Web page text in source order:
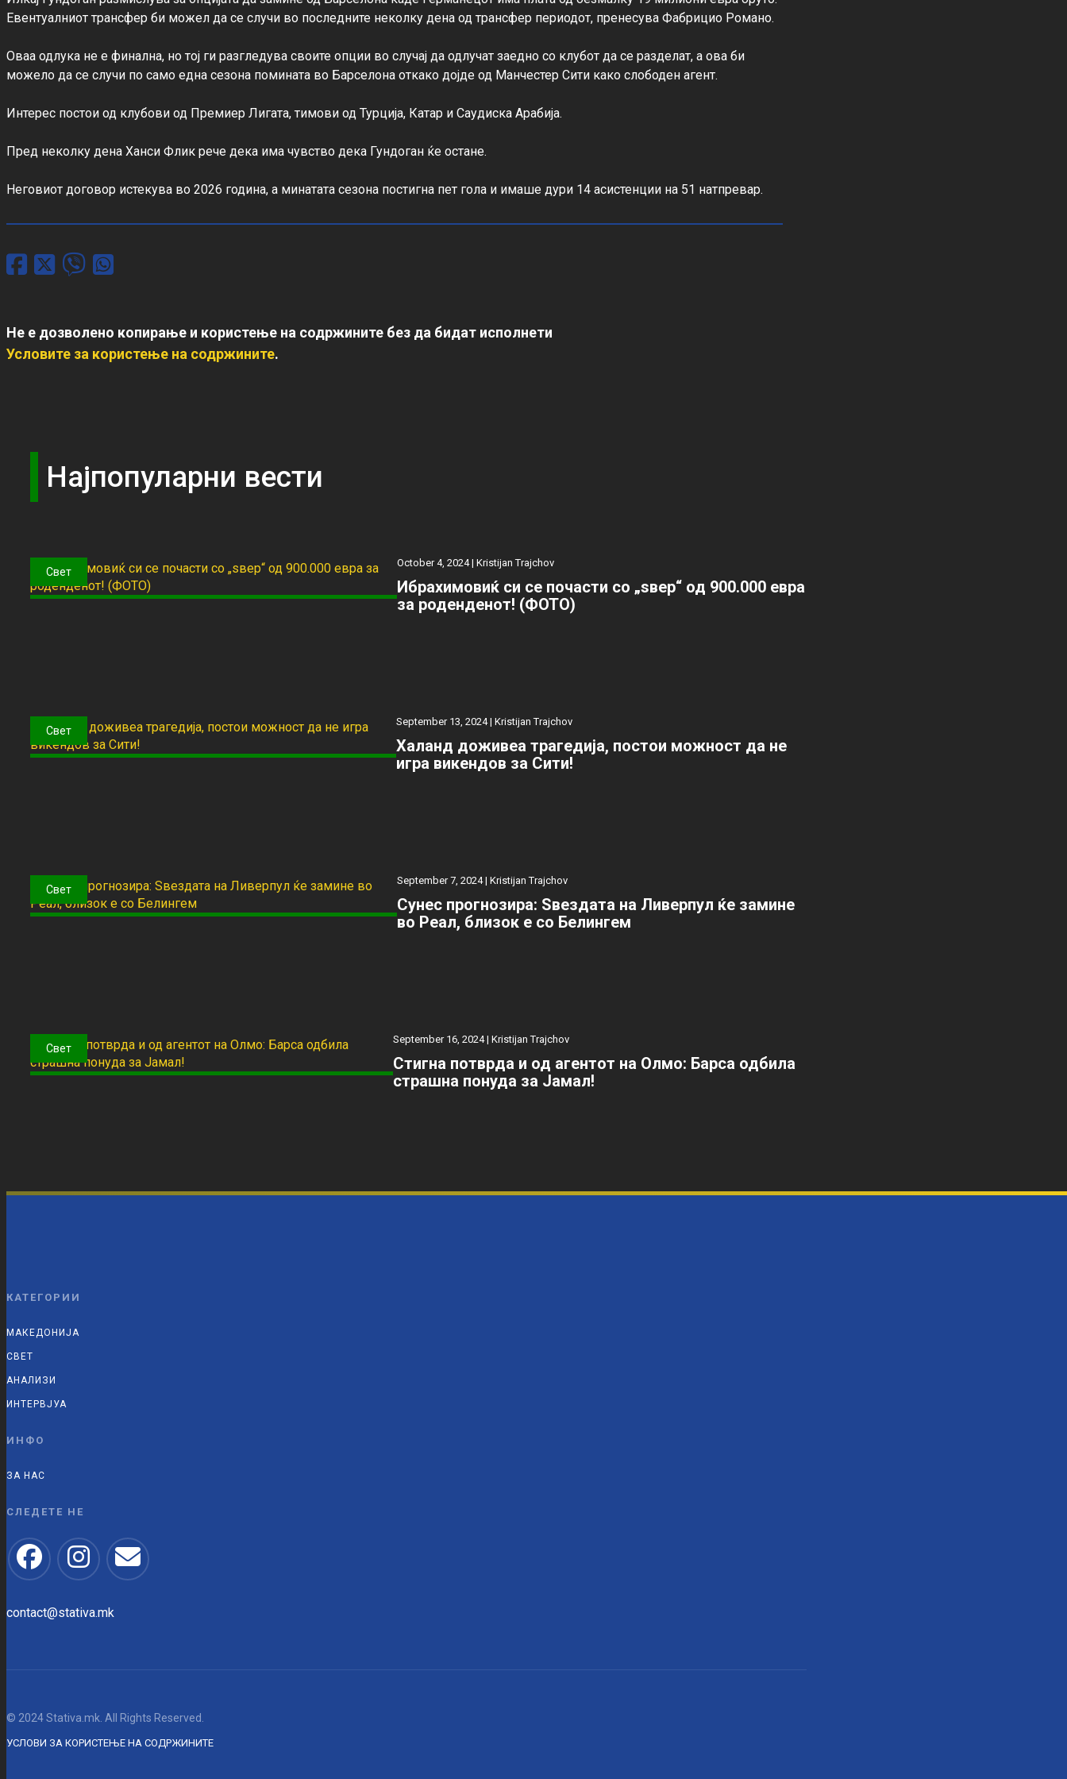
Евентуалниот трансфер би можел да се случи во последните неколку дена од трансфер периодот, пренесува Фабрицио Романо.
Оваа одлука не е финална, но тој ги разгледува своите опции во случај да одлучат заедно со клубот да се разделат, а ова би
можело да се случи по само една сезона помината во Барселона откако дојде од Манчестер Сити како слободен агент.
Интерес постои од клубови од Премиер Лигата, тимови од Турција, Катар и Саудиска Арабија.
Пред неколку дена Ханси Флик рече дека има чувство дека Гундоган ќе остане.
Неговиот договор истекува во 2026 година, а минатата сезона постигна пет гола и имаше дури 14 асистенции на 51 натпревар.
Не е дозволено копирање и користење на содржините без да бидат исполнети
Условите за користење на содржините.
Најпопуларни вести
Свет
October 4, 2024 |Kristijan Trajchov
Ибрахимовиќ си се почасти со „ѕвер“ од 900.000 евра
за роденденот! (ФОТО)
Свет
September 13, 2024 | Kristijan Trajchov
Халанд доживеа трагедија, постои можност да не
игра викендов за Сити!
Свет
September 7, 2024 | Kristijan Trajchov
Сунес прогнозира: Ѕвездата на Ливерпул ќе замине
во Реал, близок е со Белингем
Свет
September 16, 2024 |Kristijan Trajchov
Стигна потврда и од агентот на Олмо: Барса одбила
страшна понуда за Јамал!
КАТЕГОРИИ
МАКЕДОНИЈА
СВЕТ
АНАЛИЗИ
ИНТЕРВЈУА
ИНФО
ЗА НАС
СЛЕДЕТЕ НЕ
contact@stativa.mk
© 2024 Stativa.mk. All Rights Reserved.
УСЛОВИ ЗА КОРИСТЕЊЕ НА СОДРЖИНИТЕ